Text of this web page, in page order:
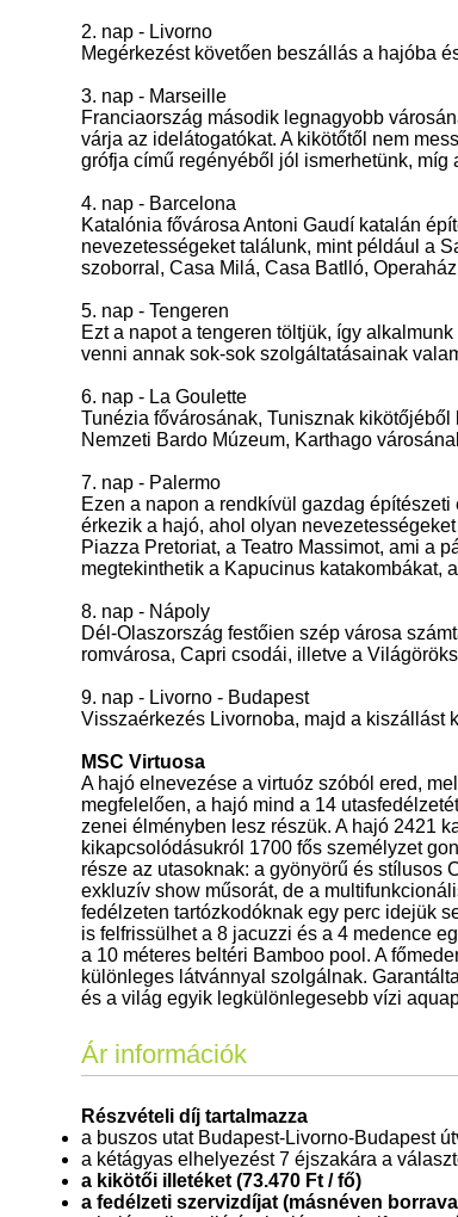
2. nap - Livorno
Megérkezést követően beszállás a hajóba
3. nap - Marseille
Franciaország második legnagyobb
várja az idelátogatókat. A kikötőtől nem
grófja című regényéből jól ismerhetünk,
4. nap - Barcelona
Katalónia fővárosa Antoni Gaudí katalán
nevezetességeket találunk, mint például a
szoborral, Casa Milá, Casa Batlló,
5. nap - Tengeren
Ezt a napot a tengeren töltjük, így
venni annak sok-sok szolgáltatásainak
6. nap - La Goulette
Tunézia fővárosának, Tunisznak
Nemzeti Bardo Múzeum, Karthago
7. nap - Palermo
Ezen a napon a rendkívül gazdag
érkezik a hajó, ahol olyan
Piazza Pretoriat, a Teatro Massimot, ami a
megtekinthetik a Kapucinus katakombákat,
8. nap - Nápoly
Dél-Olaszország festőien szép városa
romvárosa, Capri csodái, illetve a
9. nap - Livorno - Budapest
Visszaérkezés Livornoba, majd a kiszállást
MSC Virtuosa
A hajó elnevezése a virtuóz szóból ered,
megfelelően, a hajó mind a 14
zenei élményben lesz részük. A hajó 2421
kikapcsolódásukról 1700 fős személyzet
része az utasoknak: a gyönyörű és stílusos
exkluzív show műsorát, de a
fedélzeten tartózkodóknak egy perc idejük
is felfrissülhet a 8 jacuzzi és a 4 medence
a 10 méteres beltéri Bamboo pool. A
különleges látvánnyal szolgálnak.
és a világ egyik legkülönlegesebb vízi
Ár információk
Részvételi díj tartalmazza
a buszos utat Budapest-Livorno-Budapest
a kétágyas elhelyezést 7 éjszakára a
a kikötői illetéket (73.470 Ft / fő)
a fedélzeti szervizdíjat (másnéven